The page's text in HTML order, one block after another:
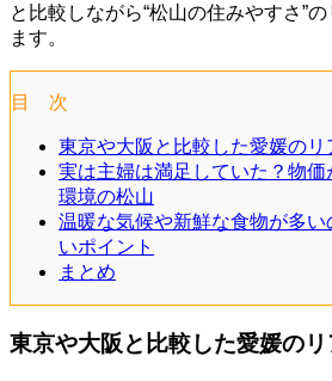
と比較しながら“松山の住みやすさ”
ます。
目 次
東京や大阪と比較した愛媛のリ
実は主婦は満足していた？物
環境の松山
温暖な気候や新鮮な食物が多
いポイント
まとめ
東京や大阪と比較した愛媛の